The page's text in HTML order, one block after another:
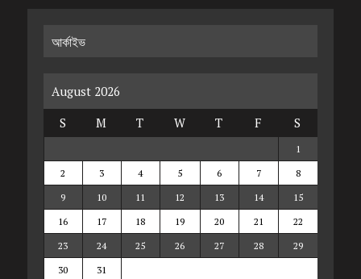
আর্কাইভ
August 2026
S
M T W T F S
1
2
3 4 5 6 7
8
9
10 11 12 13 14
15
16
17 18 19 20 21
22
23
24 25 26 27 28
29
30
31